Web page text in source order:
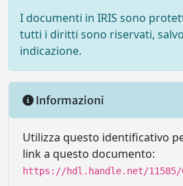
I documenti in IRIS sono
tutti i diritti sono riservati,
indicazione.
Informazioni
Utilizza questo identificativo
link a questo documento:
https://hdl.handle.net/11585/